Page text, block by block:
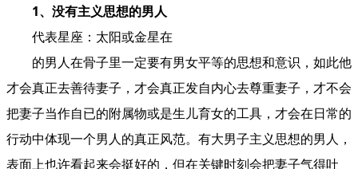
1、没有主义思想的男人
代表星座：太阳或金星在
的男人在骨子里一定要有男女平等的思想和意识，如此他
才会真正去善待妻子，才会真正发自内心去尊重妻子，才不会
把妻子当作自已的附属物或是生儿育女的工具，才会在日常的
行动中体现一个男人的真正风范。有大男子主义思想的男人，
表面上也许看起来会挺好的，但在关键时刻会把妻子气得吐